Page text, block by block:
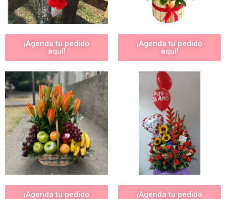
¡Agenda tu pedido
aquí!
¡Agenda tu pedido
aquí!
¡Agenda tu pedido
¡Agenda tu pedido